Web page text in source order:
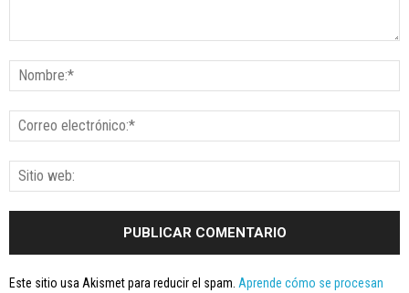
Este sitio usa Akismet para reducir el spam. Aprende cómo se procesan